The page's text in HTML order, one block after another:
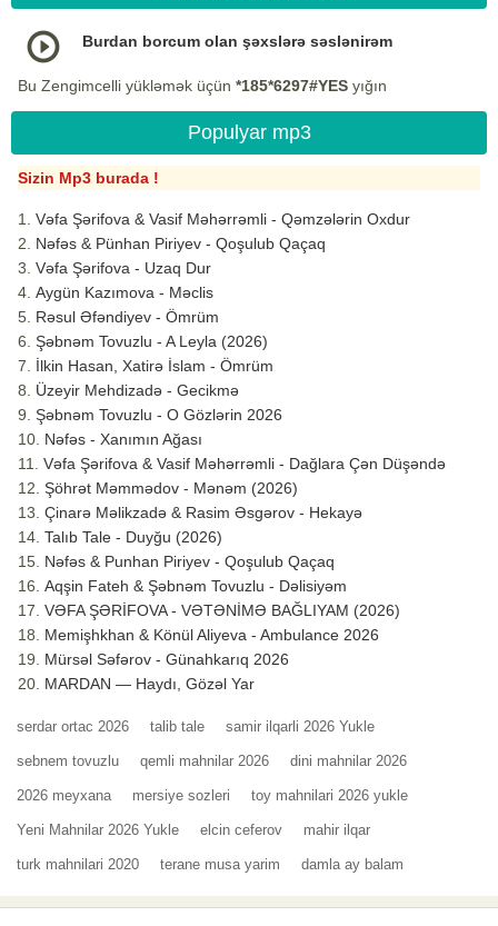
Burdan borcum olan şəxslərə səslənirəm
Bu Zengimcelli yükləmək üçün *185*6297#YES yığın
Populyar mp3
Sizin Mp3 burada !
Vəfa Şərifova & Vasif Məhərrəmli - Qəmzələrin Oxdur
Nəfəs & Pünhan Piriyev - Qoşulub Qaçaq
Vəfa Şərifova - Uzaq Dur
Aygün Kazımova - Məclis
Rəsul Əfəndiyev - Ömrüm
Şəbnəm Tovuzlu - A Leyla (2026)
İlkin Hasan, Xatirə İslam - Ömrüm
Üzeyir Mehdizadə - Gecikmə
Şəbnəm Tovuzlu - O Gözlərin 2026
Nəfəs - Xanımın Ağası
Vəfa Şərifova & Vasif Məhərrəmli - Dağlara Çən Düşəndə
Şöhrət Məmmədov - Mənəm (2026)
Çinarə Məlikzadə & Rasim Əsgərov - Hekayə
Talıb Tale - Duyğu (2026)
Nəfəs & Punhan Piriyev - Qoşulub Qaçaq
Aqşin Fateh & Şəbnəm Tovuzlu - Dəlisiyəm
VƏFA ŞƏRİFOVA - VƏTƏNİMƏ BAĞLIYAM (2026)
Memişhkhan & Könül Aliyeva - Ambulance 2026
Mürsəl Səfərov - Günahkarıq 2026
MARDAN — Haydı, Gözəl Yar
serdar ortac 2026 talib tale samir ilqarli 2026 Yukle
sebnem tovuzlu qemli mahnilar 2026 dini mahnilar 2026
2026 meyxana mersiye sozleri toy mahnilari 2026 yukle
Yeni Mahnilar 2026 Yukle elcin ceferov mahir ilqar
turk mahnilari 2020 terane musa yarim damla ay balam